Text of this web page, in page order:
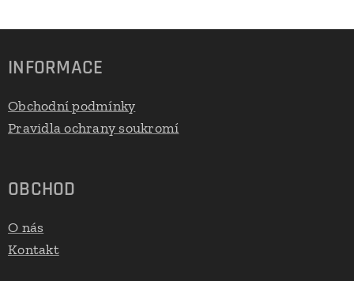
INFORMACE
Obchodní podmínky
Pravidla ochrany soukromí
OBCHOD
O nás
Kontakt